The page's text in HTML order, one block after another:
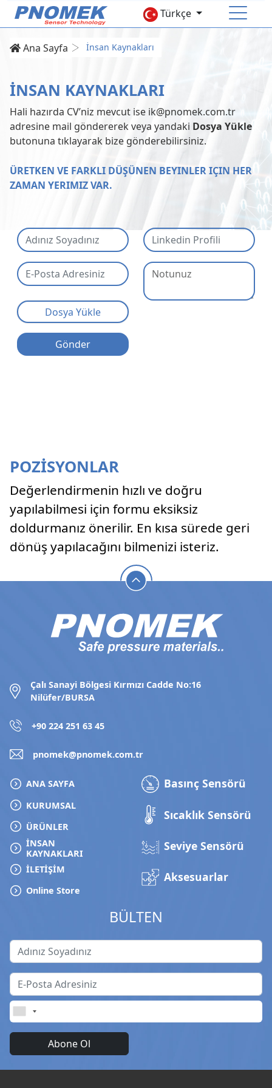
Türkçe
KURUMSAL
ÜRÜNLER
Seviye Sensörü Aksesuarlar
İLETİŞİM
Online Store
Hesabım
Ana Sayfa İnsan Kaynakları
İNSAN KAYNAKLARI
Hali hazırda CV’niz mevcut ise ik@pnomek.com.tr
adresine mail göndererek veya yandaki Dosya Yükle
butonuna tıklayarak bize gönderebilirsiniz.
ÜRETKEN VE FARKLI DÜŞÜNEN BEYINLER IÇIN HER
ZAMAN YERIMIZ VAR.
Dosya Yükle
Gönder
POZİSYONLAR
Değerlendirmenin hızlı ve doğru
yapılabilmesi için formu eksiksiz
doldurmanız önerilir. En kısa sürede geri
dönüş yapılacağını bilmenizi isteriz.
Çalı Sanayi Bölgesi Kırmızı Cadde No:16
Nilüfer/BURSA
+90 224 251 63 45
pnomek@pnomek.com.tr
ANA SAYFA
KURUMSAL
ÜRÜNLER
İNSAN
KAYNAKLARI
İLETİŞİM
Online Store
Basınç Sensörü
Sıcaklık Sensörü
Seviye Sensörü
Aksesuarlar
BÜLTEN
Abone Ol